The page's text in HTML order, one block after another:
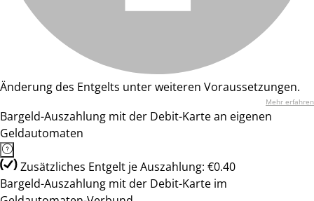
Änderung des Entgelts unter weiteren Voraussetzungen.
Mehr erfahren
Bargeld-Auszahlung mit der Debit-Karte an eigenen
Geldautomaten
Zusätzliches Entgelt je Auszahlung: €0.40
Bargeld-Auszahlung mit der Debit-Karte im